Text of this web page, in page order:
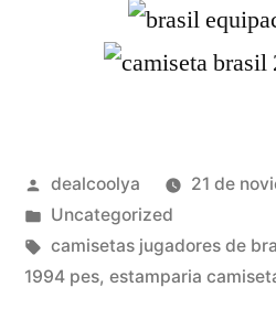
Publicado
por
dealcoolya
21 de
Publicado
en
Uncategorized
Etiquetas:
camisetas jugadores de
1994 pes, estamparia